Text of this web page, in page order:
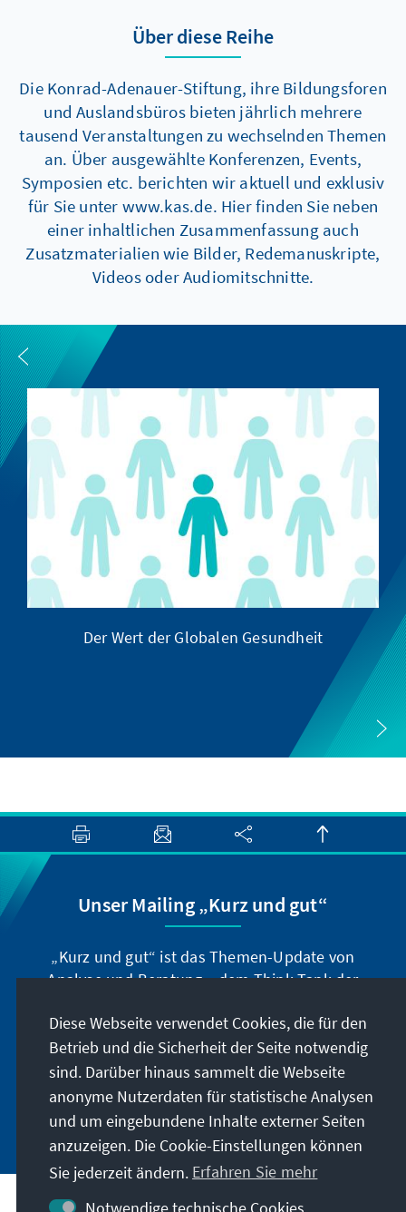
Über diese Reihe
Die Konrad-Adenauer-Stiftung, ihre Bildungsforen
und Auslandsbüros bieten jährlich mehrere
tausend Veranstaltungen zu wechselnden Themen
an. Über ausgewählte Konferenzen, Events,
Symposien etc. berichten wir aktuell und exklusiv
für Sie unter www.kas.de. Hier finden Sie neben
einer inhaltlichen Zusammenfassung auch
Zusatzmaterialien wie Bilder, Redemanuskripte,
Videos oder Audiomitschnitte.
Der Wert der Globalen Gesundheit
Unser Mailing „Kurz und gut“
„Kurz und gut“ ist das Themen-Update von
Analyse und Beratung – dem Think-Tank der
Fischer-Bollin informiert Sie in unregelmäßigen
Abständen in aller Kürze über Themen, die wir
für unsere nahe Zukunft für wichtig halten.
Jetzt abonnieren
Diese Webseite verwendet Cookies, die für den
Betrieb und die Sicherheit der Seite notwendig
sind. Darüber hinaus sammelt die Webseite
anonyme Nutzerdaten für statistische Analysen
und um eingebundene Inhalte externer Seiten
anzuzeigen. Die Cookie-Einstellungen können
Sie jederzeit ändern. Erfahren Sie mehr